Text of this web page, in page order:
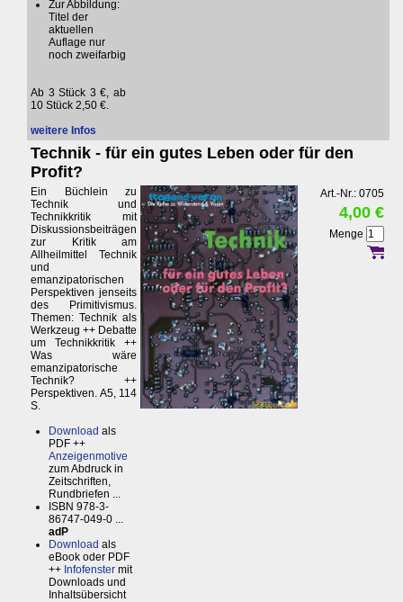
Zur Abbildung:
Titel der
aktuellen
Auflage nur
noch zweifarbig
Ab 3 Stück 3 €, ab
10 Stück 2,50 €.
weitere Infos
Technik - für ein gutes Leben oder für den
Profit?
Ein Büchlein zu
Technik und
Technikkritik mit
Diskussionsbeiträgen
zur Kritik am
Allheilmittel Technik
und
emanzipatorischen
Perspektiven jenseits
des Primitivismus.
Themen: Technik als
Werkzeug ++ Debatte
um Technikkritik ++
Was wäre
emanzipatorische
Technik? ++
Perspektiven. A5, 114
S.
Download als
PDF ++
Anzeigenmotive
zum Abdruck in
Zeitschriften,
Rundbriefen ...
ISBN 978-3-
86747-049-0 ...
adP
Download als
eBook oder PDF
++ Infofenster mit
Downloads und
Inhaltsübersicht
Art.-Nr.: 0705
4,00 €
Menge